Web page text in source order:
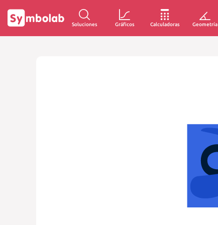
Soluciones Gráficos Calculadoras Geometría